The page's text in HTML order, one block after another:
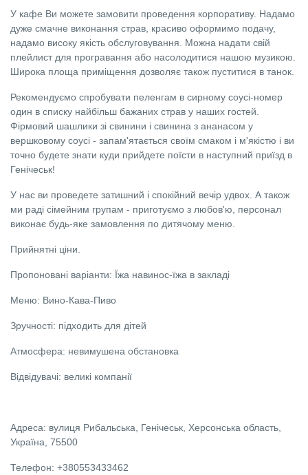
У кафе Ви можете замовити проведення корпоративу. Надамо
дуже смачне виконання страв, красиво оформимо подачу,
надамо високу якість обслуговування. Можна надати свій
плейлист для програвання або насолодитися нашою музикою.
Широка площа приміщення дозволяє також пуститися в танок.
Рекомендуємо спробувати пеленгам в сирному соусі-номер
один в списку найбільш бажаних страв у наших гостей.
Фірмовий шашлики зі свинини і свинина з ананасом у
вершковому соусі - запам'ятається своїм смаком і м'якістю і ви
точно будете знати куди прийдете поїсти в наступний приїзд в
Генічеськ!
У нас ви проведете затишний і спокійний вечір удвох. А також
ми раді сімейним групам - приготуємо з любов'ю, персонал
виконає будь-яке замовлення по дитячому меню.
Прийнятні ціни.
Пропоновані варіанти: Їжа навинос-їжа в закладі
Меню: Вино-Кава-Пиво
Зручності: підходить для дітей
Атмосфера: невимушена обстановка
Відвідувачі: великі компанії
Адреса: вулиця Рибальська, Генічеськ, Херсонська область,
Україна, 75500
Телефон: +380553433462